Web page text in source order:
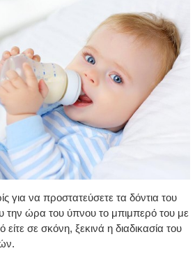
για να προστατεύσετε τα δόντια του
την ώρα του ύπνου το μπιμπερό του με
είτε σε σκόνη, ξεκινά η διαδικασία του